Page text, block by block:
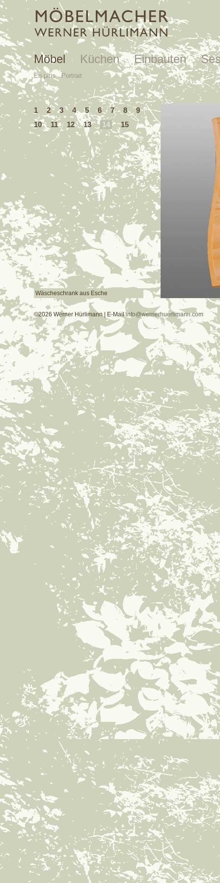
Möbel Küchen Einbauten
En plus Portrait
1 2 3 4 5 6 7 8
9
10
11 12 13 14 15
Wäscheschrank aus Esche
©2026 Werner Hürlimann | E-Mailinfo@wernerhuerlimann.com